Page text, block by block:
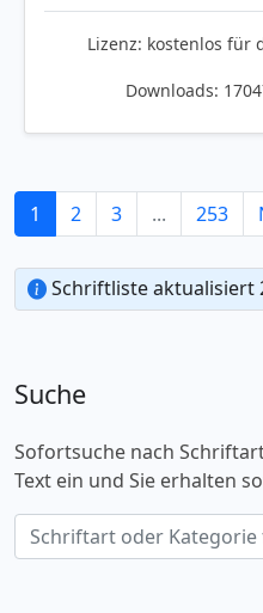
Lizenz: kostenlos für
Downloads:
1 2 3 ... 253
Schriftliste aktualisiert
Suche
Sofortsuche nach
Text ein und Sie erhalten